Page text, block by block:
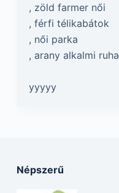
, zöld farmer női
, férfi télikabátok
, női parka
, arany alkalmi ruha
yyyyy
Népszerű